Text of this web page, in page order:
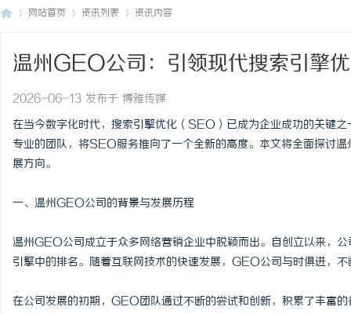
网站首页 资讯列表 资讯内容
温州GEO公司：引领现代搜索引擎
2026-06-13 发布于 博雅传媒
在当今数字化时代，搜索引擎优化（SEO）已成为企业成功的关键
专业的团队，将SEO服务推向了一个全新的高度。本文将全面探讨温
展方向。
一、温州GEO公司的背景与发展历程
温州GEO公司成立于众多网络营销企业中脱颖而出。自创立以来，
引擎中的排名。随着互联网技术的快速发展，GEO公司与时俱进，
在公司发展的初期，GEO团队通过不断的尝试和创新，积累了丰富